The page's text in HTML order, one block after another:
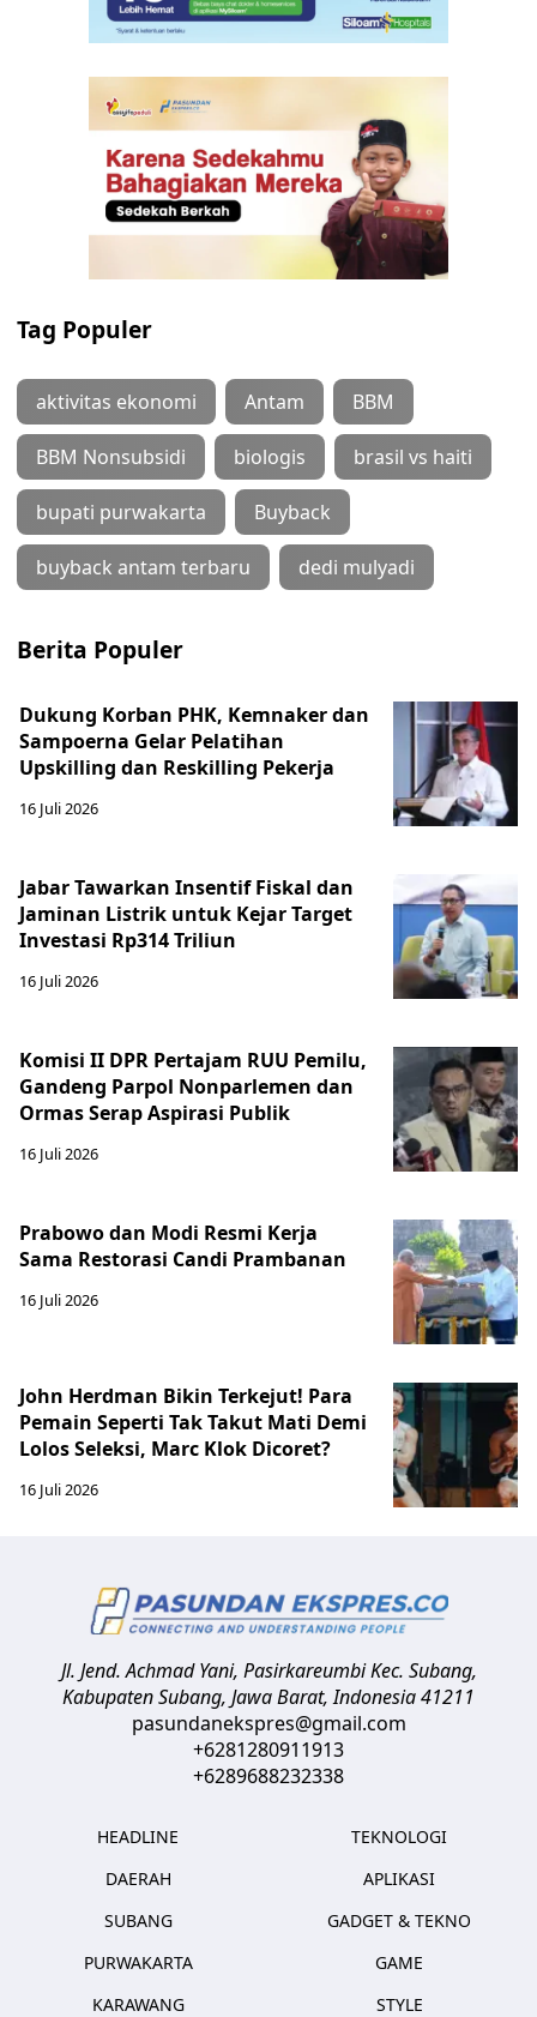
Tag Populer
aktivitas ekonomi Antam BBM
BBM Nonsubsidi biologis brasil vs haiti
bupati purwakarta Buyback
buyback antam terbaru dedi mulyadi
Berita Populer
Dukung Korban PHK, Kemnaker dan
Sampoerna Gelar Pelatihan
Upskilling dan Reskilling Pekerja
16 Juli 2026
Jabar Tawarkan Insentif Fiskal dan
Jaminan Listrik untuk Kejar Target
Investasi Rp314 Triliun
16 Juli 2026
Komisi II DPR Pertajam RUU Pemilu,
Gandeng Parpol Nonparlemen dan
Ormas Serap Aspirasi Publik
16 Juli 2026
Prabowo dan Modi Resmi Kerja
Sama Restorasi Candi Prambanan
16 Juli 2026
John Herdman Bikin Terkejut! Para
Pemain Seperti Tak Takut Mati Demi
Lolos Seleksi, Marc Klok Dicoret?
16 Juli 2026
Jl. Jend. Achmad Yani, Pasirkareumbi Kec. Subang,
Kabupaten Subang, Jawa Barat,Indonesia41211
pasundanekspres@gmail.com
+6281280911913
+6289688232338
HEADLINE
DAERAH
SUBANG
PURWAKARTA
KARAWANG
TEKNOLOGI
APLIKASI
GADGET & TEKNO
GAME
STYLE